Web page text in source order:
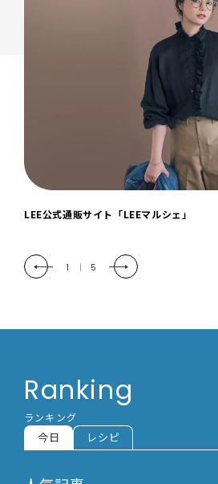
「LEE DAYS」本物志向にときめく。大人カ
2 | 5
Ranking
ランキング
今日 レシピ